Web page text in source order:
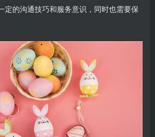
定的沟通技巧和服务意识，同时也需要保